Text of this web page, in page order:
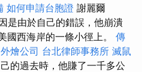
如何申請台胞證 謝麗爾
是由於自己的錯誤，他崩潰
國西海岸的一條小徑上。 傳
外燴公司 台北律師事務所 滅鼠
的過去時，他賺了一千多公